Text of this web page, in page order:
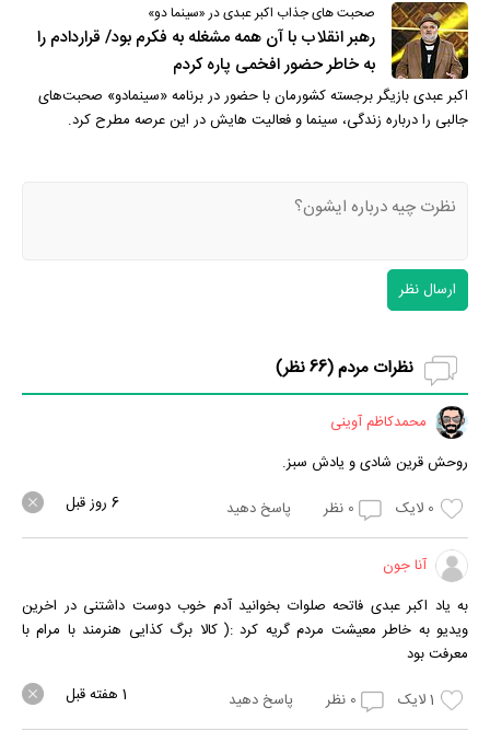
صحبت های جذاب اکبر عبدی در «سینما دو»
رهبر انقلاب با آن همه مشغله به فکرم بود/ قراردادم را
به خاطر حضور افخمی پاره کردم
اکبر عبدی بازیگر برجسته کشورمان با حضور در برنامه «سینمادو» صحبت‌های
جالبی را درباره زندگی، سینما و فعالیت هایش در این عرصه مطرح کرد.
ارسال نظر
نظرات مردم (66نظر)
محمدکاظم آوینی
روحش قرین شادی و یادش سبز.
0 لایک 0 نظر پاسخ دهید 6 روز قبل
آنا جون
به یاد اکبر عبدی فاتحه صلوات بخوانید آدم خوب دوست داشتنی در اخرین
ویدیو به خاطر معیشت مردم گریه کرد :( کالا برگ کذایی هنرمند با مرام با
معرفت بود
1لایک 0 نظر پاسخ دهید 1 هفته قبل